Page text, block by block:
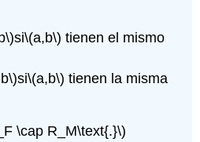
si\(a,b\) tienen el mismo
si\(a,b\) tienen la misma
\cap R_M\text{.}\)